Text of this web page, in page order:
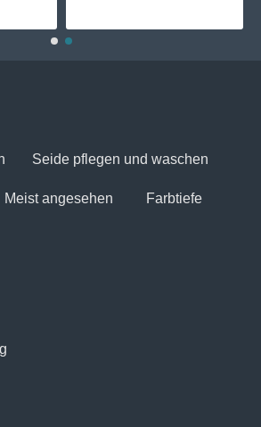
Seide pflegen und waschen
Meist angesehen Farbtiefe